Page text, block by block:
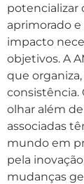
potencializar
aprimorado e
impacto
objetivos. A
que
olhar além
associadas
mundo em
pela
mudanças